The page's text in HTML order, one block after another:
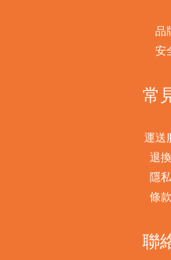
品
安
常
運送
退
隱
條
聯